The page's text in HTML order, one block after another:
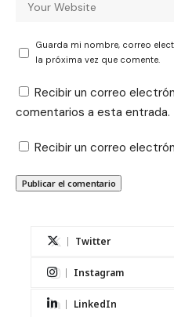
Guarda mi nombre, correo
la próxima vez que comente.
Recibir un correo
comentarios a esta entrada.
Recibir un correo
Twitter
Instagram
LinkedIn